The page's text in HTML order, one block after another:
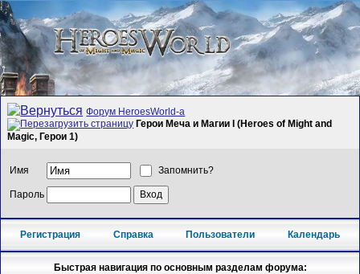
Форум HeroesWorld-а
Герои Меча и Магии I (Heroes of Might and
Magic, Герои 1)
Имя Запомнить?
Пароль
Регистрация Справка Пользователи Календарь
Быстрая навигация по основным разделам форума: